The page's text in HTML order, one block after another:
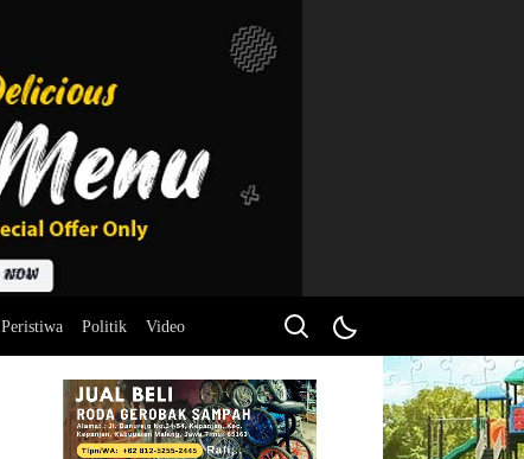
Peristiwa Politik Video